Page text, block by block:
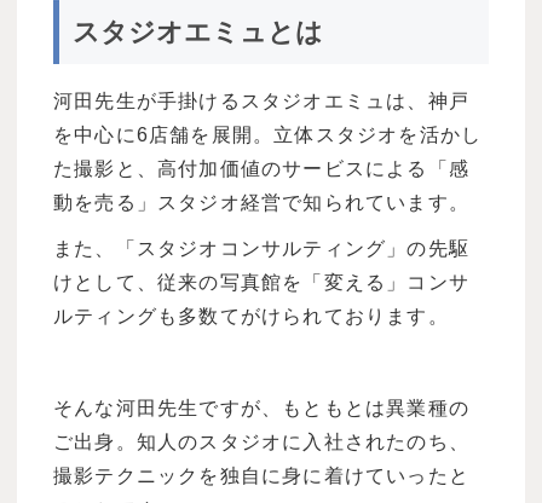
スタジオエミュとは
河田先生が手掛けるスタジオエミュは、神戸
を中心に6店舗を展開。立体スタジオを活かし
た撮影と、高付加価値のサービスによる「感
動を売る」スタジオ経営で知られています。
また、「スタジオコンサルティング」の先駆
けとして、従来の写真館を「変える」コンサ
ルティングも多数てがけられております。
そんな河田先生ですが、もともとは異業種の
ご出身。知人のスタジオに入社されたのち、
撮影テクニックを独自に身に着けていったと